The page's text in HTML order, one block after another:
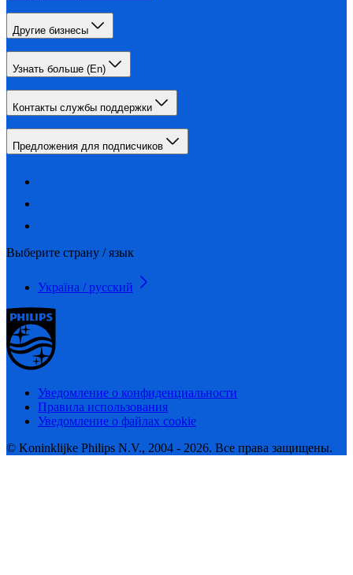
Другие бизнесы
Узнать больше (En)
Контакты службы поддержки
Предложения для подписчиков
Выберите страну / язык
Україна / русский
Уведомление о конфиденциальности
Правила использования
Уведомление о файлах cookie
© Koninklijke Philips N.V., 2004 - 2026. Все права защищены.